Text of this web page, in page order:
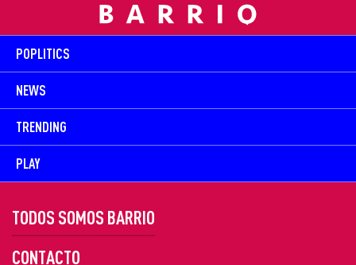
POPLITICS
NEWS
TRENDING
PLAY
TODOS SOMOS BARRIO
CONTACTO